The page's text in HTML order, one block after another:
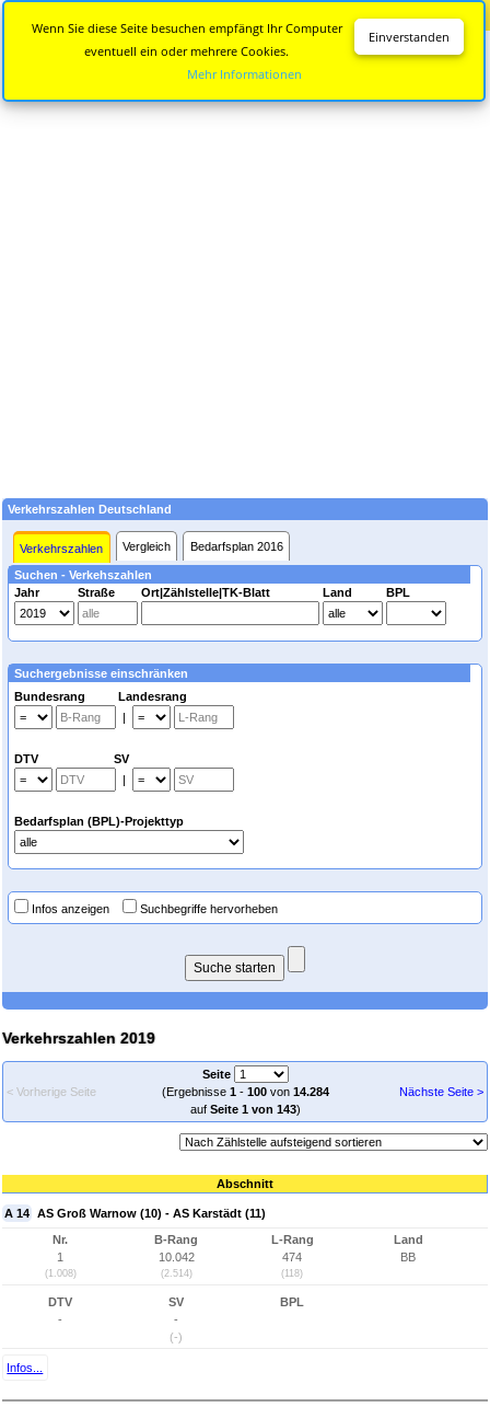
Verkehrszahlen Deutschland
Verkehrszahlen Vergleich Bedarfsplan 2016
Suchen - Verkehszahlen
Jahr
Straße Ort|Zählstelle|TK-Blatt Land BPL
Suchergebnisse einschränken
Bundesrang Landesrang
|
DTV SV
|
Bedarfsplan (BPL)-Projekttyp
Infos anzeigen Suchbegriffe hervorheben
Verkehrszahlen 2019
< Vorherige Seite
Seite
(Ergebnisse 1- 100von 14.284
auf Seite 1 von 143)
Nächste Seite >
Abschnitt
A 14 AS Groß Warnow (10) - AS Karstädt (11)
Nr.
1
(1.008)
B-Rang
10.042
(2.514)
L-Rang
474
(118)
Land
BB
DTV
-
SV
-
(-)
BPL
Infos...
Einverstanden
Wenn Sie diese Seite besuchen empfängt Ihr Computer
eventuell ein oder mehrere Cookies.
Mehr Informationen